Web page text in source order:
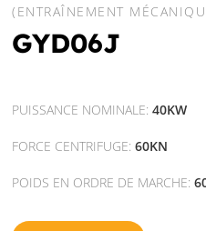
(ENTRAÎNEMENT
GYD06J
PUISSANCE NOMINALE:40KW
FORCE CENTRIFUGE:60KN
POIDS EN ORDRE DE MARCHE: